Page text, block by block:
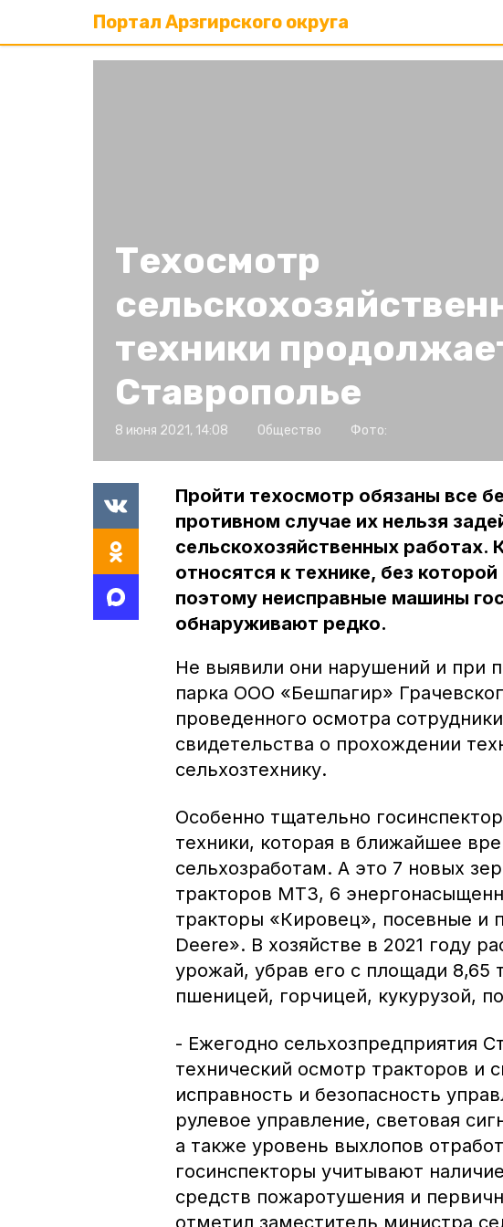
Портал Арзгирского округа
Техосмотр
техники
Ставрополье
8 июня 2021, 14:08 Общество Фото:
Пройти техосмотр обязаны все
противном случае их нельзя
сельскохозяйственных работах.
относятся к технике, без
поэтому неисправные машины
обнаруживают редко.
Не выявили они нарушений и при
парка ООО «Бешпагир»
проведенного осмотра
свидетельства о прохождении
сельхозтехнику.
Особенно тщательно
техники, которая в ближайшее
сельхозработам. А это 7 новых
тракторов МТЗ, 6
тракторы «Кировец», посевные
Deere». В хозяйстве в 2021 году
урожай, убрав его с площади 8,65
пшеницей, горчицей, кукурузой,
- Ежегодно сельхозпредприятия
технический осмотр тракторов и
исправность и безопасность
рулевое управление, световая
а также уровень выхлопов
госинспекторы учитывают
средств пожаротушения и
отметил заместитель министра